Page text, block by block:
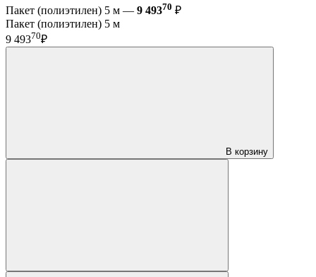
Пакет (полиэтилен) 5 м — 9 49370 ₽
Пакет (полиэтилен) 5 м
9 49370₽
В корзину